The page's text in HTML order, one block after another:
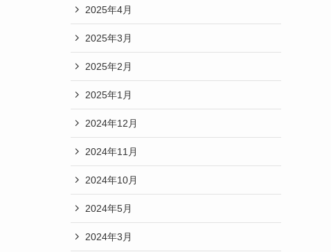
2025年4月
2025年3月
2025年2月
2025年1月
2024年12月
2024年11月
2024年10月
2024年5月
2024年3月